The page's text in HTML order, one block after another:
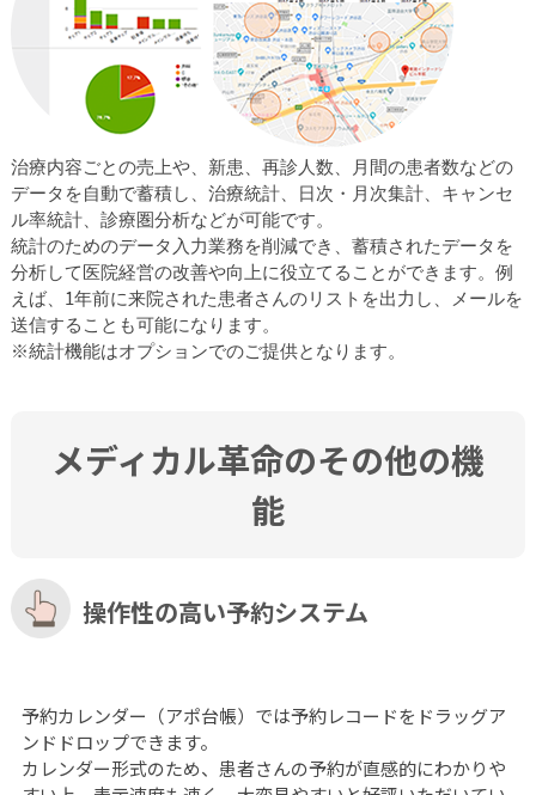
治療内容ごとの売上や、新患、再診人数、月間の患者数などの
データを自動で蓄積し、治療統計、日次・月次集計、キャンセ
ル率統計、診療圏分析などが可能です。
統計のためのデータ入力業務を削減でき、蓄積されたデータを
分析して医院経営の改善や向上に役立てることができます。例
えば、1年前に来院された患者さんのリストを出力し、メールを
送信することも可能になります。
※統計機能はオプションでのご提供となります。
メディカル革命のその他の機
能
操作性の高い予約システム
予約カレンダー（アポ台帳）では予約レコードをドラッグア
ンドドロップできます。
カレンダー形式のため、患者さんの予約が直感的にわかりや